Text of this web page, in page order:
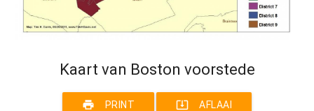
Kaart van Boston voorstede
print PRINT system_update_alt AFLAAI